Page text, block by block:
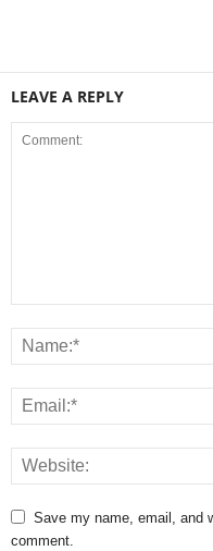
LEAVE A REPLY
Save my name, email, and
comment.